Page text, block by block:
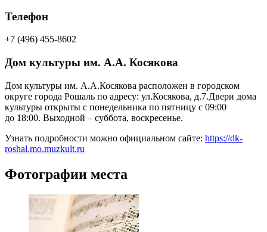
Телефон
+7 (496) 455-8602
Дом культуры им. А.А. Косякова
Дом культуры им. А.А.Косякова расположен в городском
округе города Рошаль по адресу: ул.Косякова, д.7.Двери дома
культуры открыты с понедельника по пятницу с 09:00
до 18:00. Выходной – суббота, воскресенье.
Узнать подробности можно официальном сайте: https://dk-
roshal.mo.muzkult.ru
Фотографии места